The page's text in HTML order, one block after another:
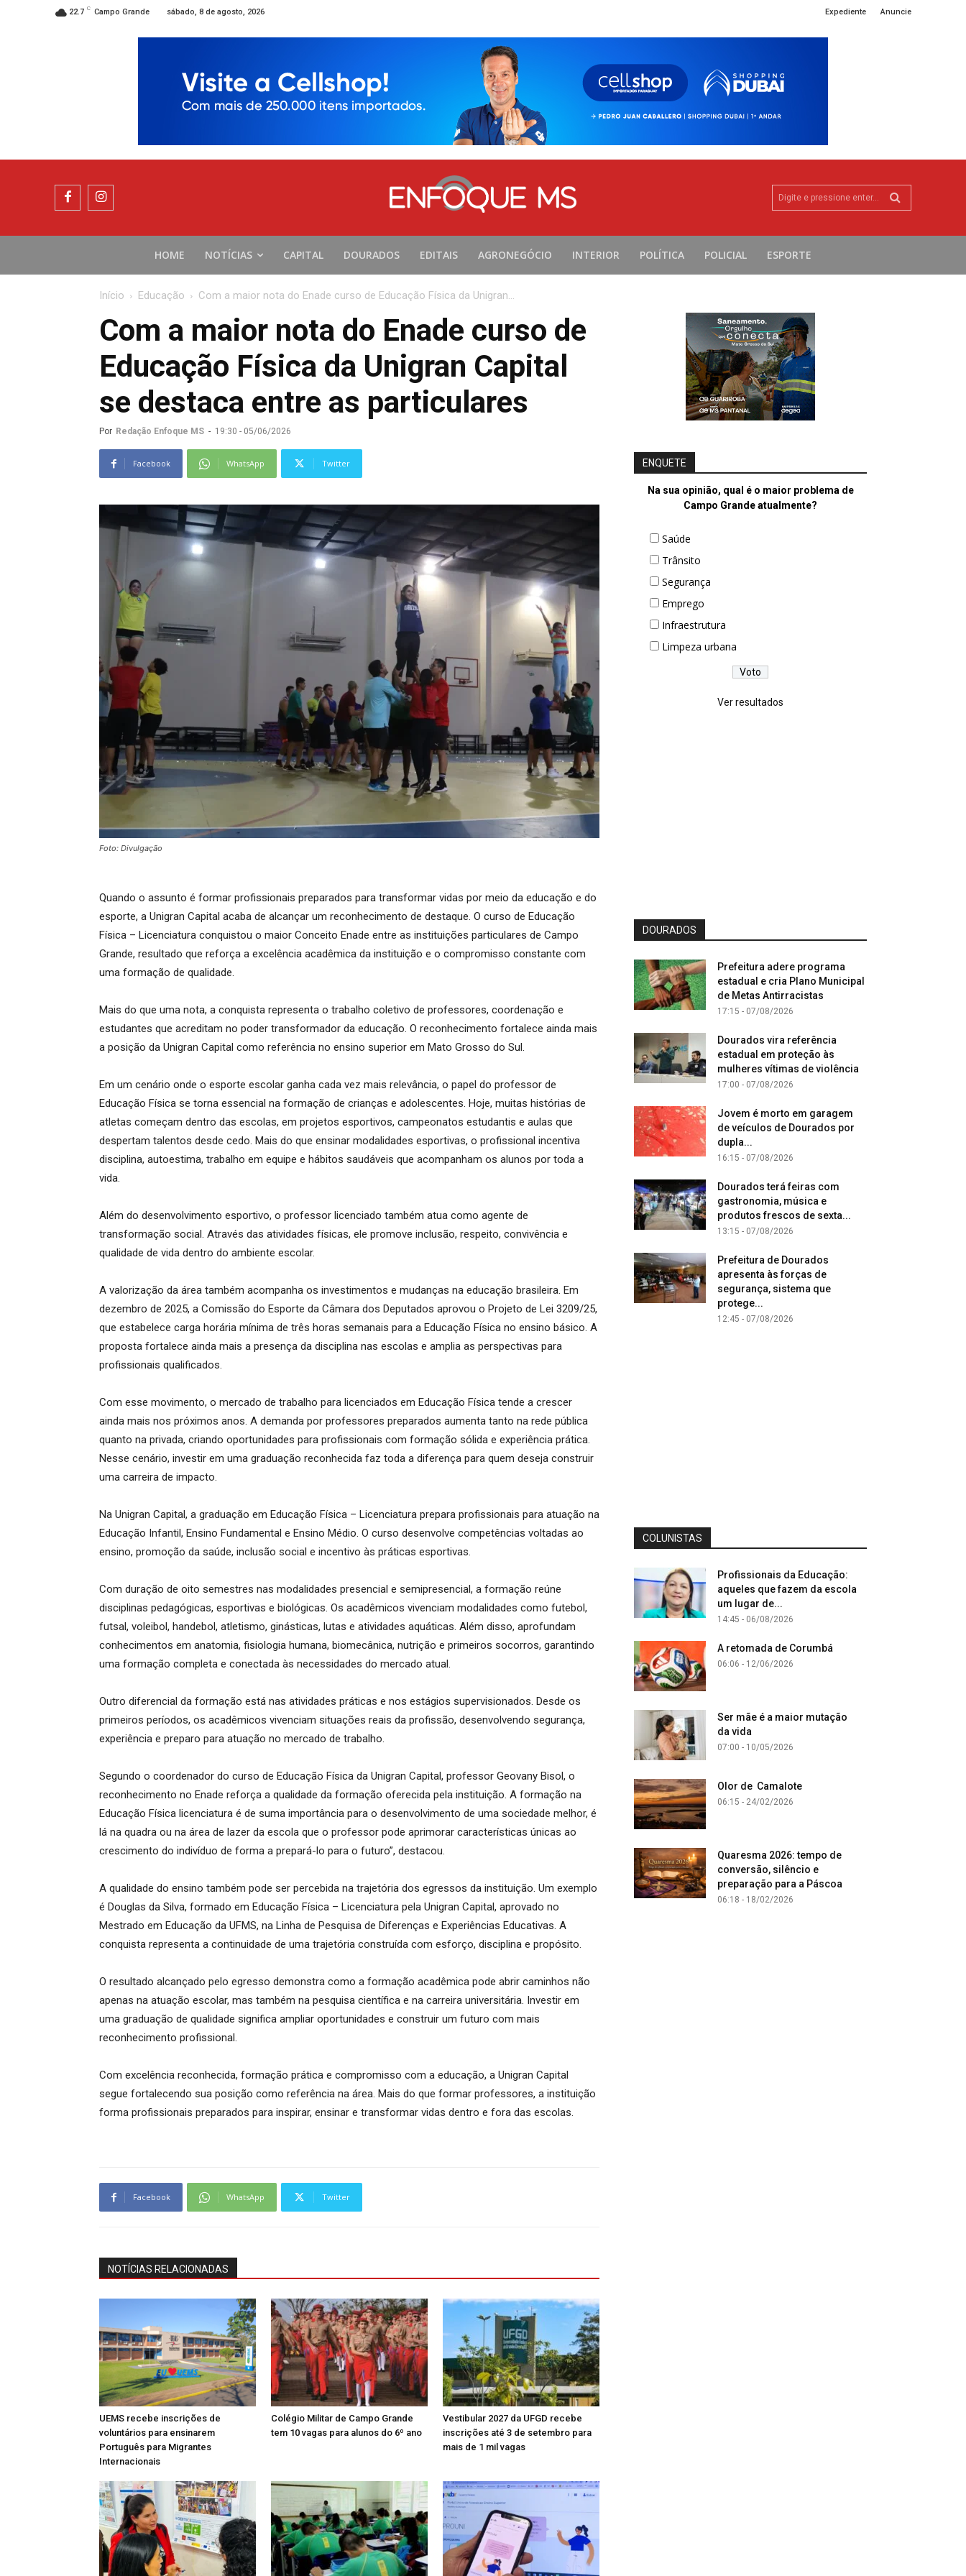
22.7 C Campo Grande sábado, 8 de agosto, 2026 Expediente Anuncie
Digite e pressione enter...
HOME NOTÍCIAS CAPITAL DOURADOS EDITAIS AGRONEGÓCIO INTERIOR POLÍTICA POLICIAL ESPORTE
Início Educação Com a maior nota do Enade curso de Educação Física da Unigran...
Com a maior nota do Enade curso de
Educação Física da Unigran Capital
se destaca entre as particulares
Por Redação Enfoque MS - 19:30 - 05/06/2026
Facebook WhatsApp Twitter
Foto: Divulgação
Quando o assunto é formar profissionais preparados para transformar vidas por meio da educação e do
esporte, a Unigran Capital acaba de alcançar um reconhecimento de destaque. O curso de Educação
Física – Licenciatura conquistou o maior Conceito Enade entre as instituições particulares de Campo
Grande, resultado que reforça a excelência acadêmica da instituição e o compromisso constante com
uma formação de qualidade.
Mais do que uma nota, a conquista representa o trabalho coletivo de professores, coordenação e
estudantes que acreditam no poder transformador da educação. O reconhecimento fortalece ainda mais
a posição da Unigran Capital como referência no ensino superior em Mato Grosso do Sul.
Em um cenário onde o esporte escolar ganha cada vez mais relevância, o papel do professor de
Educação Física se torna essencial na formação de crianças e adolescentes. Hoje, muitas histórias de
atletas começam dentro das escolas, em projetos esportivos, campeonatos estudantis e aulas que
despertam talentos desde cedo. Mais do que ensinar modalidades esportivas, o profissional incentiva
disciplina, autoestima, trabalho em equipe e hábitos saudáveis que acompanham os alunos por toda a
vida.
Além do desenvolvimento esportivo, o professor licenciado também atua como agente de
transformação social. Através das atividades físicas, ele promove inclusão, respeito, convivência e
qualidade de vida dentro do ambiente escolar.
A valorização da área também acompanha os investimentos e mudanças na educação brasileira. Em
dezembro de 2025, a Comissão do Esporte da Câmara dos Deputados aprovou o Projeto de Lei 3209/25,
que estabelece carga horária mínima de três horas semanais para a Educação Física no ensino básico. A
proposta fortalece ainda mais a presença da disciplina nas escolas e amplia as perspectivas para
profissionais qualificados.
Com esse movimento, o mercado de trabalho para licenciados em Educação Física tende a crescer
ainda mais nos próximos anos. A demanda por professores preparados aumenta tanto na rede pública
quanto na privada, criando oportunidades para profissionais com formação sólida e experiência prática.
Nesse cenário, investir em uma graduação reconhecida faz toda a diferença para quem deseja construir
uma carreira de impacto.
Na Unigran Capital, a graduação em Educação Física – Licenciatura prepara profissionais para atuação na
Educação Infantil, Ensino Fundamental e Ensino Médio. O curso desenvolve competências voltadas ao
ensino, promoção da saúde, inclusão social e incentivo às práticas esportivas.
Com duração de oito semestres nas modalidades presencial e semipresencial, a formação reúne
disciplinas pedagógicas, esportivas e biológicas. Os acadêmicos vivenciam modalidades como futebol,
futsal, voleibol, handebol, atletismo, ginásticas, lutas e atividades aquáticas. Além disso, aprofundam
conhecimentos em anatomia, fisiologia humana, biomecânica, nutrição e primeiros socorros, garantindo
uma formação completa e conectada às necessidades do mercado atual.
Outro diferencial da formação está nas atividades práticas e nos estágios supervisionados. Desde os
primeiros períodos, os acadêmicos vivenciam situações reais da profissão, desenvolvendo segurança,
experiência e preparo para atuação no mercado de trabalho.
Segundo o coordenador do curso de Educação Física da Unigran Capital, professor Geovany Bisol, o
reconhecimento no Enade reforça a qualidade da formação oferecida pela instituição. A formação na
Educação Física licenciatura é de suma importância para o desenvolvimento de uma sociedade melhor, é
lá na quadra ou na área de lazer da escola que o professor pode aprimorar características únicas ao
crescimento do indivíduo de forma a prepará-lo para o futuro”, destacou.
A qualidade do ensino também pode ser percebida na trajetória dos egressos da instituição. Um exemplo
é Douglas da Silva, formado em Educação Física – Licenciatura pela Unigran Capital, aprovado no
Mestrado em Educação da UFMS, na Linha de Pesquisa de Diferenças e Experiências Educativas. A
conquista representa a continuidade de uma trajetória construída com esforço, disciplina e propósito.
O resultado alcançado pelo egresso demonstra como a formação acadêmica pode abrir caminhos não
apenas na atuação escolar, mas também na pesquisa científica e na carreira universitária. Investir em
uma graduação de qualidade significa ampliar oportunidades e construir um futuro com mais
reconhecimento profissional.
Com excelência reconhecida, formação prática e compromisso com a educação, a Unigran Capital
segue fortalecendo sua posição como referência na área. Mais do que formar professores, a instituição
forma profissionais preparados para inspirar, ensinar e transformar vidas dentro e fora das escolas.
Facebook WhatsApp Twitter
NOTÍCIAS RELACIONADAS
UEMS recebe inscrições de
voluntários para ensinarem
Português para Migrantes
Internacionais
Colégio Militar de Campo Grande
tem 10 vagas para alunos do 6º ano
Vestibular 2027 da UFGD recebe
inscrições até 3 de setembro para
mais de 1 mil vagas
ENQUETE
Na sua opinião, qual é o maior problema de
Campo Grande atualmente?
Saúde
Trânsito
Segurança
Emprego
Infraestrutura
Limpeza urbana
Ver resultados
DOURADOS
Prefeitura adere programa
estadual e cria Plano Municipal
de Metas Antirracistas
17:15 - 07/08/2026
Dourados vira referência
estadual em proteção às
mulheres vítimas de violência
17:00 - 07/08/2026
Jovem é morto em garagem
de veículos de Dourados por
dupla...
16:15 - 07/08/2026
Dourados terá feiras com
gastronomia, música e
produtos frescos de sexta...
13:15 - 07/08/2026
Prefeitura de Dourados
apresenta às forças de
segurança, sistema que
protege...
12:45 - 07/08/2026
COLUNISTAS
Profissionais da Educação:
aqueles que fazem da escola
um lugar de...
14:45 - 06/08/2026
A retomada de Corumbá
06:06 - 12/06/2026
Ser mãe é a maior mutação
da vida
07:00 - 10/05/2026
Olor de Camalote
06:15 - 24/02/2026
Quaresma 2026: tempo de
conversão, silêncio e
preparação para a Páscoa
06:18 - 18/02/2026